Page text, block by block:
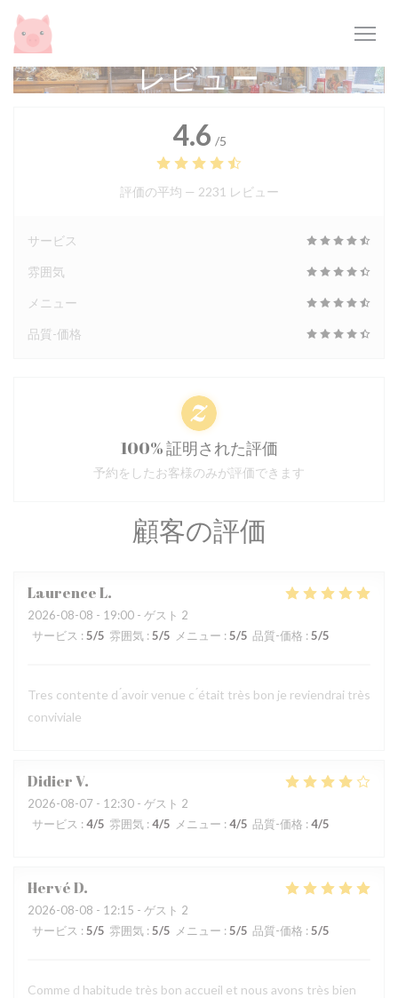
クッキー利用の管理について
レビュー
顧客の評価
LaurenceL
2026-08-08 - 19:00 - ゲスト 2
サービス : 5/5 雰囲気 : 5/5 メニュー : 5/5 品質-価格 : 5/5
Tres contente d ́avoir venue c ́était très bon je reviendrai très
conviviale
DidierV
2026-08-07 - 12:30 - ゲスト 2
サービス : 4/5 雰囲気 : 4/5 メニュー : 4/5 品質-価格 : 4/5
HervéD
2026-08-08 - 12:15 - ゲスト 2
サービス : 5/5 雰囲気 : 5/5 メニュー : 5/5 品質-価格 : 5/5
Comme d habitude très bon accueil et nous avons très bien
4.6 /5
評価の平均 — 2231 レビュー
サービス
雰囲気
メニュー
品質-価格
100% 証明された評価
予約をしたお客様のみが評価できます